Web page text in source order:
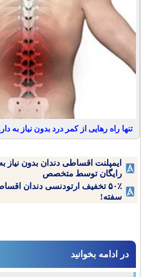
تنها راه رهایی از کمر درد بدون نیاز به
ایمپلنت اقساطی دندان بدون
رایگان توسط متخصص
۵۰٪ تخفیف ارتودنسی دندان
سفته!
در ادامه بخوانید